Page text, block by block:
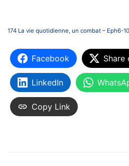
174 La vie quotidienne, un combat – Eph6-
Facebook Share
LinkedIn
Copy Link